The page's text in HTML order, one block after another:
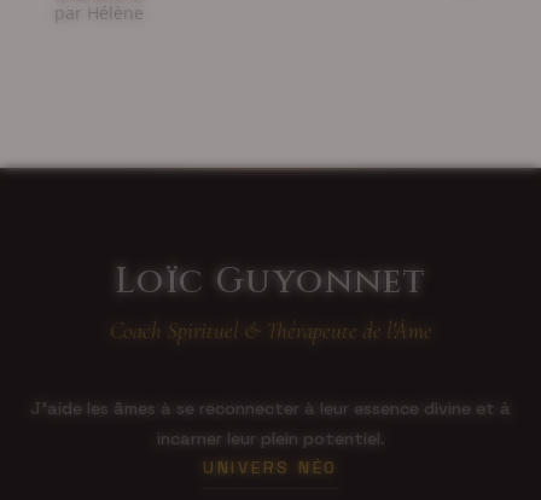
Note5sur
par Hélène
Loïc Guyonnet
Coach Spirituel & Thérapeute de l'Âme
J'aide les âmes à se reconnecter à leur essence divine et à
incarner leur plein potentiel.
UNIVERS NÉO